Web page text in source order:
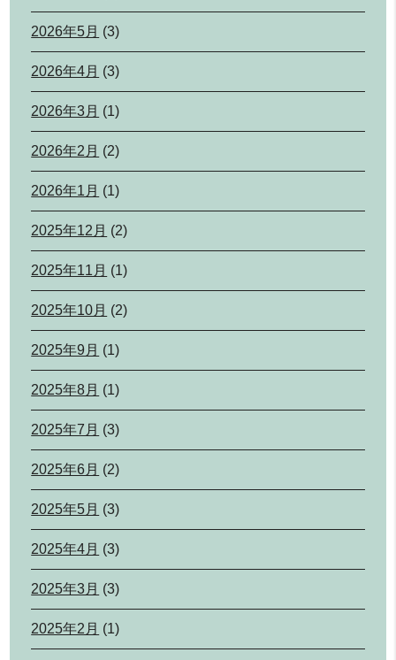
2026年5月 (3)
2026年4月 (3)
2026年3月 (1)
2026年2月 (2)
2026年1月 (1)
2025年12月 (2)
2025年11月 (1)
2025年10月 (2)
2025年9月 (1)
2025年8月 (1)
2025年7月 (3)
2025年6月 (2)
2025年5月 (3)
2025年4月 (3)
2025年3月 (3)
2025年2月 (1)